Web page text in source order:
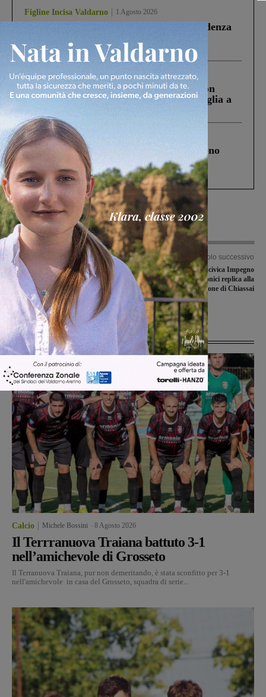
Figline Incisa Valdarno 1 Agosto 2026
Piscina di Figline finanziata oltre la scadenza
Pnrr, il gruppo di Fratelli d’Italia: “Un
ringraziamento al Governo”
Cronaca 3 Agosto 2026
Scomparso da una struttura di Castiglion
Fiorentino l’uomo che aveva ucciso la figlia a
Levane nel 2020
Cronaca 4 Agosto 2026
Un anno fa la strage in A1 in cui morirono
Gianni, Giulia e Franco. Lo schianto, il
processo, lo stop ai sorpassi fra tir....
Articolo precedente
Terza dose di vaccino anti-covid alle
persone estremamente fragili, la Asl
sud est: “Si parte da lunedì 20
settembre”
Articolo successivo
Questione Tari, la lista civica Impegno
Comune per Canonici replica alla
coalizione di Chiassai
Ultime Notizie
Calcio Michele Bossini 8 Agosto 2026
Il Terrranuova Traiana battuto 3-1
nell’amichevole di Grosseto
Il Terranuova Traiana, pur non demeritando, è stata sconfitto per 3-1
nell'amichevole in casa del Grosseto, squadra di serie...